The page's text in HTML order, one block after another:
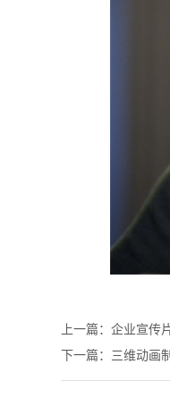
上一篇： 企业宣传
下一篇： 三维动画